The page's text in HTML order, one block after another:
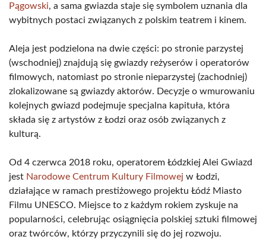
Pągowski, a sama gwiazda staje się symbolem uznania dla
wybitnych postaci związanych z polskim teatrem i kinem.
Aleja jest podzielona na dwie części: po stronie parzystej
(wschodniej) znajdują się gwiazdy reżyserów i operatorów
filmowych, natomiast po stronie nieparzystej (zachodniej)
zlokalizowane są gwiazdy aktorów. Decyzje o wmurowaniu
kolejnych gwiazd podejmuje specjalna kapituła, która
składa się z artystów z Łodzi oraz osób związanych z
kulturą.
Od 4 czerwca 2018 roku, operatorem Łódzkiej Alei Gwiazd
jest Narodowe Centrum Kultury Filmowej w Łodzi,
działające w ramach prestiżowego projektu Łódź Miasto
Filmu UNESCO. Miejsce to z każdym rokiem zyskuje na
popularności, celebrując osiągnięcia polskiej sztuki filmowej
oraz twórców, którzy przyczynili się do jej rozwoju.